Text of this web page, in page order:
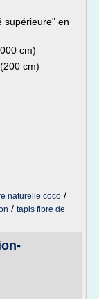
supérieure" en
cm)
cm)
naturelle coco /
/ tapis fibre de